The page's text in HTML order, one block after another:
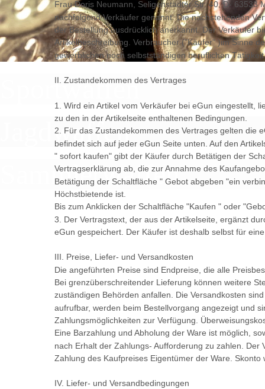
Sportwaffen
Jagdwaffen
Sammlerwaffen
Frau Doris Neumann, Seligenstädter Str. 40, D- 63533
nachfolgend Verkäufer genannt. Die nachstehenden
der Bestellung ausdrücklich anerkannt. Der Verkäufer
Artikelbeschreibung. Verbraucher ("Käufer" )im Sinne
gewerblichen noch selbstständigen beruflichen
II. Zustandekommen des Vertrages
1. Wird ein Artikel vom Verkäufer bei eGun eingestellt,
zu den in der Artikelseite enthaltenen Bedingungen.
2. Für das Zustandekommen des Vertrages gelten die
befindet sich auf jeder eGun Seite unten. Auf den
" sofort kaufen" gibt der Käufer durch Betätigen der
Vertragserklärung ab, die zur Annahme des
Betätigung der Schaltfläche " Gebot abgeben "ein
Höchstbietende ist.
Bis zum Anklicken der Schaltfläche "Kaufen " oder
3. Der Vertragstext, der aus der Artikelseite, ergänzt
eGun gespeichert. Der Käufer ist deshalb selbst für
III. Preise, Liefer- und Versandkosten
Die angeführten Preise sind Endpreise, die alle
Bei grenzüberschreitender Lieferung können weitere
zuständigen Behörden anfallen. Die Versandkosten
aufrufbar, werden beim Bestellvorgang angezeigt und
Zahlungsmöglichkeiten zur Verfügung.
Eine Barzahlung und Abholung der Ware ist möglich,
nach Erhalt der Zahlungs- Aufforderung zu zahlen. Der
Zahlung des Kaufpreises Eigentümer der Ware.
IV. Liefer- und Versandbedingungen